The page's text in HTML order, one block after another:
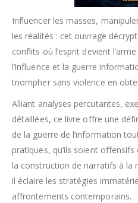
Influencer les masses,
les réalités : cet ouvrage
conflits où l’esprit devient
l’influence et la guerre
triompher sans violence en
Alliant analyses percutantes,
détaillées, ce livre offre une
de la guerre de l’information
pratiques, qu’ils soient
la construction de narratifs à la
il éclaire les stratégies
affrontements contemporains.